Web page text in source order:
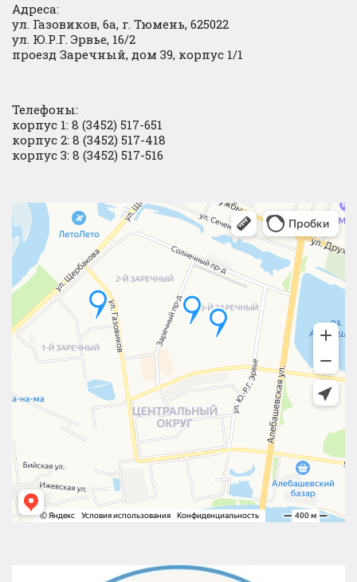
Адреса:
ул. Газовиков, 6а, г. Тюмень, 625022
ул. Ю.Р.Г. Эрвье, 16/2
проезд Заречный, дом 39, корпус 1/1
Телефоны:
корпус 1: 8 (3452) 517-651
корпус 2: 8 (3452) 517-418
корпус 3: 8 (3452) 517-516